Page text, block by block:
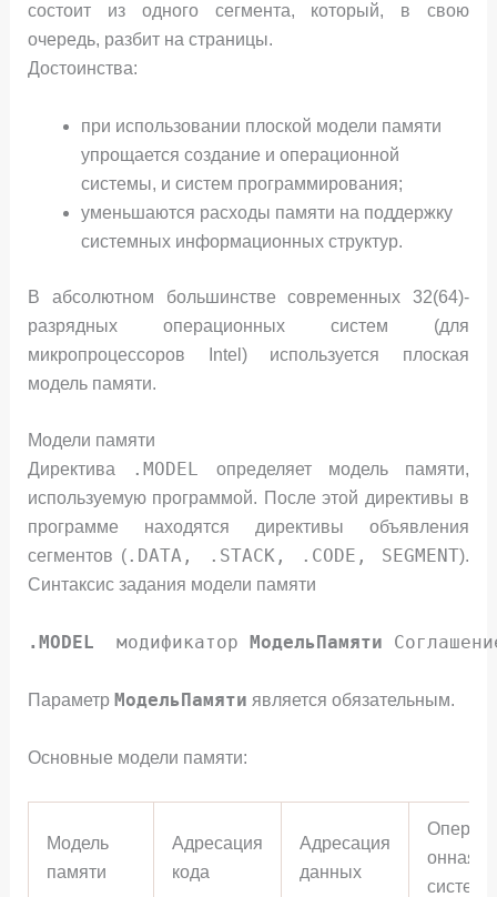
состоит из одного сегмента, который, в свою
очередь, разбит на страницы.
Достоинства:
при использовании плоской модели памяти
упрощается создание и операционной
системы, и систем программирования;
уменьшаются расходы памяти на поддержку
системных информационных структур.
В абсолютном большинстве современных 32(64)-
разрядных операционных систем (для
микропроцессоров Intel) используется плоская
модель памяти.
Модели памяти
Директива
.MODEL определяет модель памяти,
используемую программой. После этой директивы в
программе находятся директивы объявления
сегментов ( .DATA, .STACK, .CODE, SEGMENT).
Синтаксис задания модели памяти
.MODEL модификатор МодельПамяти
Параметр МодельПамяти является обязательным.
Основные модели памяти:
Модель
памяти
Адресация
кода
Адресация
данных
онная
система